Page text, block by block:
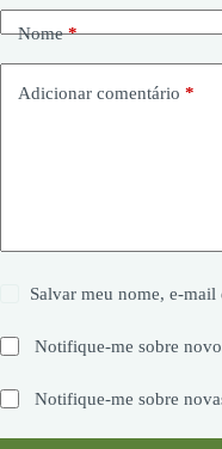
Nome*
Adicionar comentário *
Salvar meu nome, e-mail
Notifique-me sobre
Notifique-me sobre